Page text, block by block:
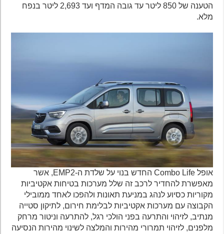
הטענה של 850 ליטר עד גובה המדף ועד 2,693 ליטר בנפח
מלא.
אופל Combo Life החדש בנוי על שלדת ה-EMP2, אשר
מאפשרת להחדיר לרכב זה שלל מערכות בטיחות אקטיביות
מקוריות כסיוע לנהג במניעת תאונות ולהפכו לאחד ממובילי
הקבוצה עם מערכות אקטיביות לבלימת חירום, לתיקון סטייה
מנתיב, לזיהוי והתרעה בפני הולכי רגל, להתרעה וניטור מרחק
מלפנים, לזיהוי תמרורי מהירות והמלצה לשינוי מהירות הנסיעה